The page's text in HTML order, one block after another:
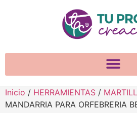
Inicio / HERRAMIENTAS /
MANDARRIA PARA ORFEBRERIA